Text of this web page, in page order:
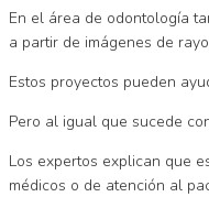
En el área de odontología
a partir de imágenes de
Estos proyectos pueden
Pero al igual que sucede
Los expertos explican que
médicos o de atención al